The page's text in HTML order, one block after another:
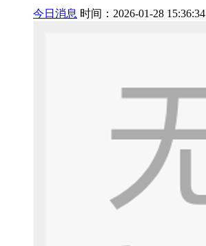
今日消息 时间：2026-01-28 15:36:34